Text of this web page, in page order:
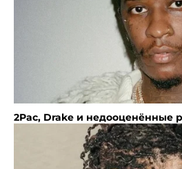
2Pac, Drake и недооценённые